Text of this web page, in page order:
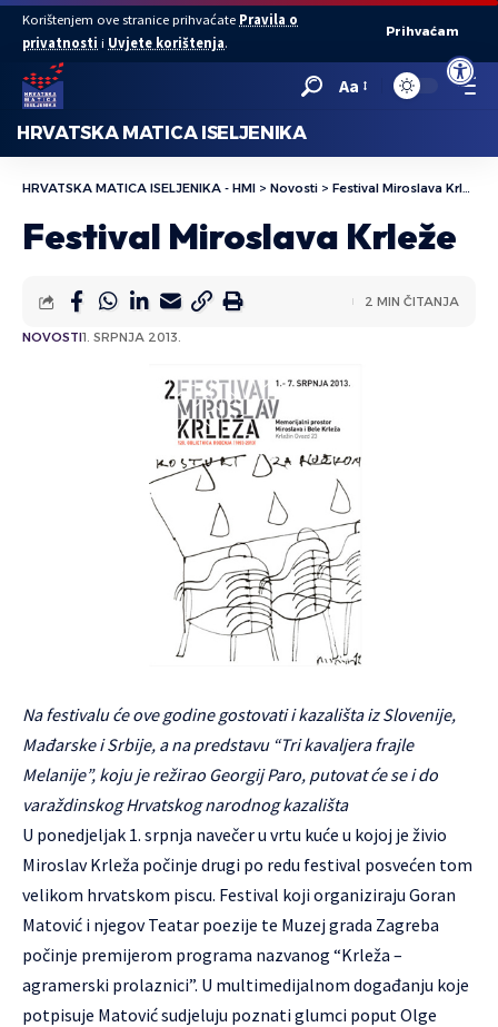
Open
Korištenjem ove stranice prihvaćate Pravila o
privatnosti i Uvjete korištenja.
Prihvaćam
Aa
HRVATSKA MATICA ISELJENIKA
HRVATSKA MATICA ISELJENIKA - HMI > Novosti > Festival Miroslava Krleže
Festival Miroslava Krleže
NOVOSTI1. SRPNJA 2013.
2 MIN ČITANJA
Na festivalu će ove godine gostovati i kazališta iz Slovenije,
Mađarske i Srbije, a na predstavu “Tri kavaljera frajle
Melanije”, koju je režirao Georgij Paro, putovat će se i do
varaždinskog Hrvatskog narodnog kazališta
U ponedjeljak 1. srpnja navečer u vrtu kuće u kojoj je živio
Miroslav Krleža počinje drugi po redu festival posvećen tom
velikom hrvatskom piscu. Festival koji organiziraju Goran
Matović i njegov Teatar poezije te Muzej grada Zagreba
počinje premijerom programa nazvanog “Krleža –
agramerski prolaznici”. U multimedijalnom događanju koje
potpisuje Matović sudjeluju poznati glumci poput Olge